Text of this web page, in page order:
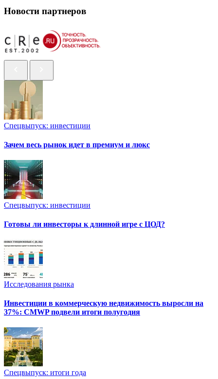
Новости партнеров
Спецвыпуск: инвестиции
Зачем весь рынок идет в премиум и люкс
Спецвыпуск: инвестиции
Готовы ли инвесторы к длинной игре с ЦОД?
Исследования рынка
Инвестиции в коммерческую недвижимость выросли на
37%: CMWP подвели итоги полугодия
Спецвыпуск: итоги года